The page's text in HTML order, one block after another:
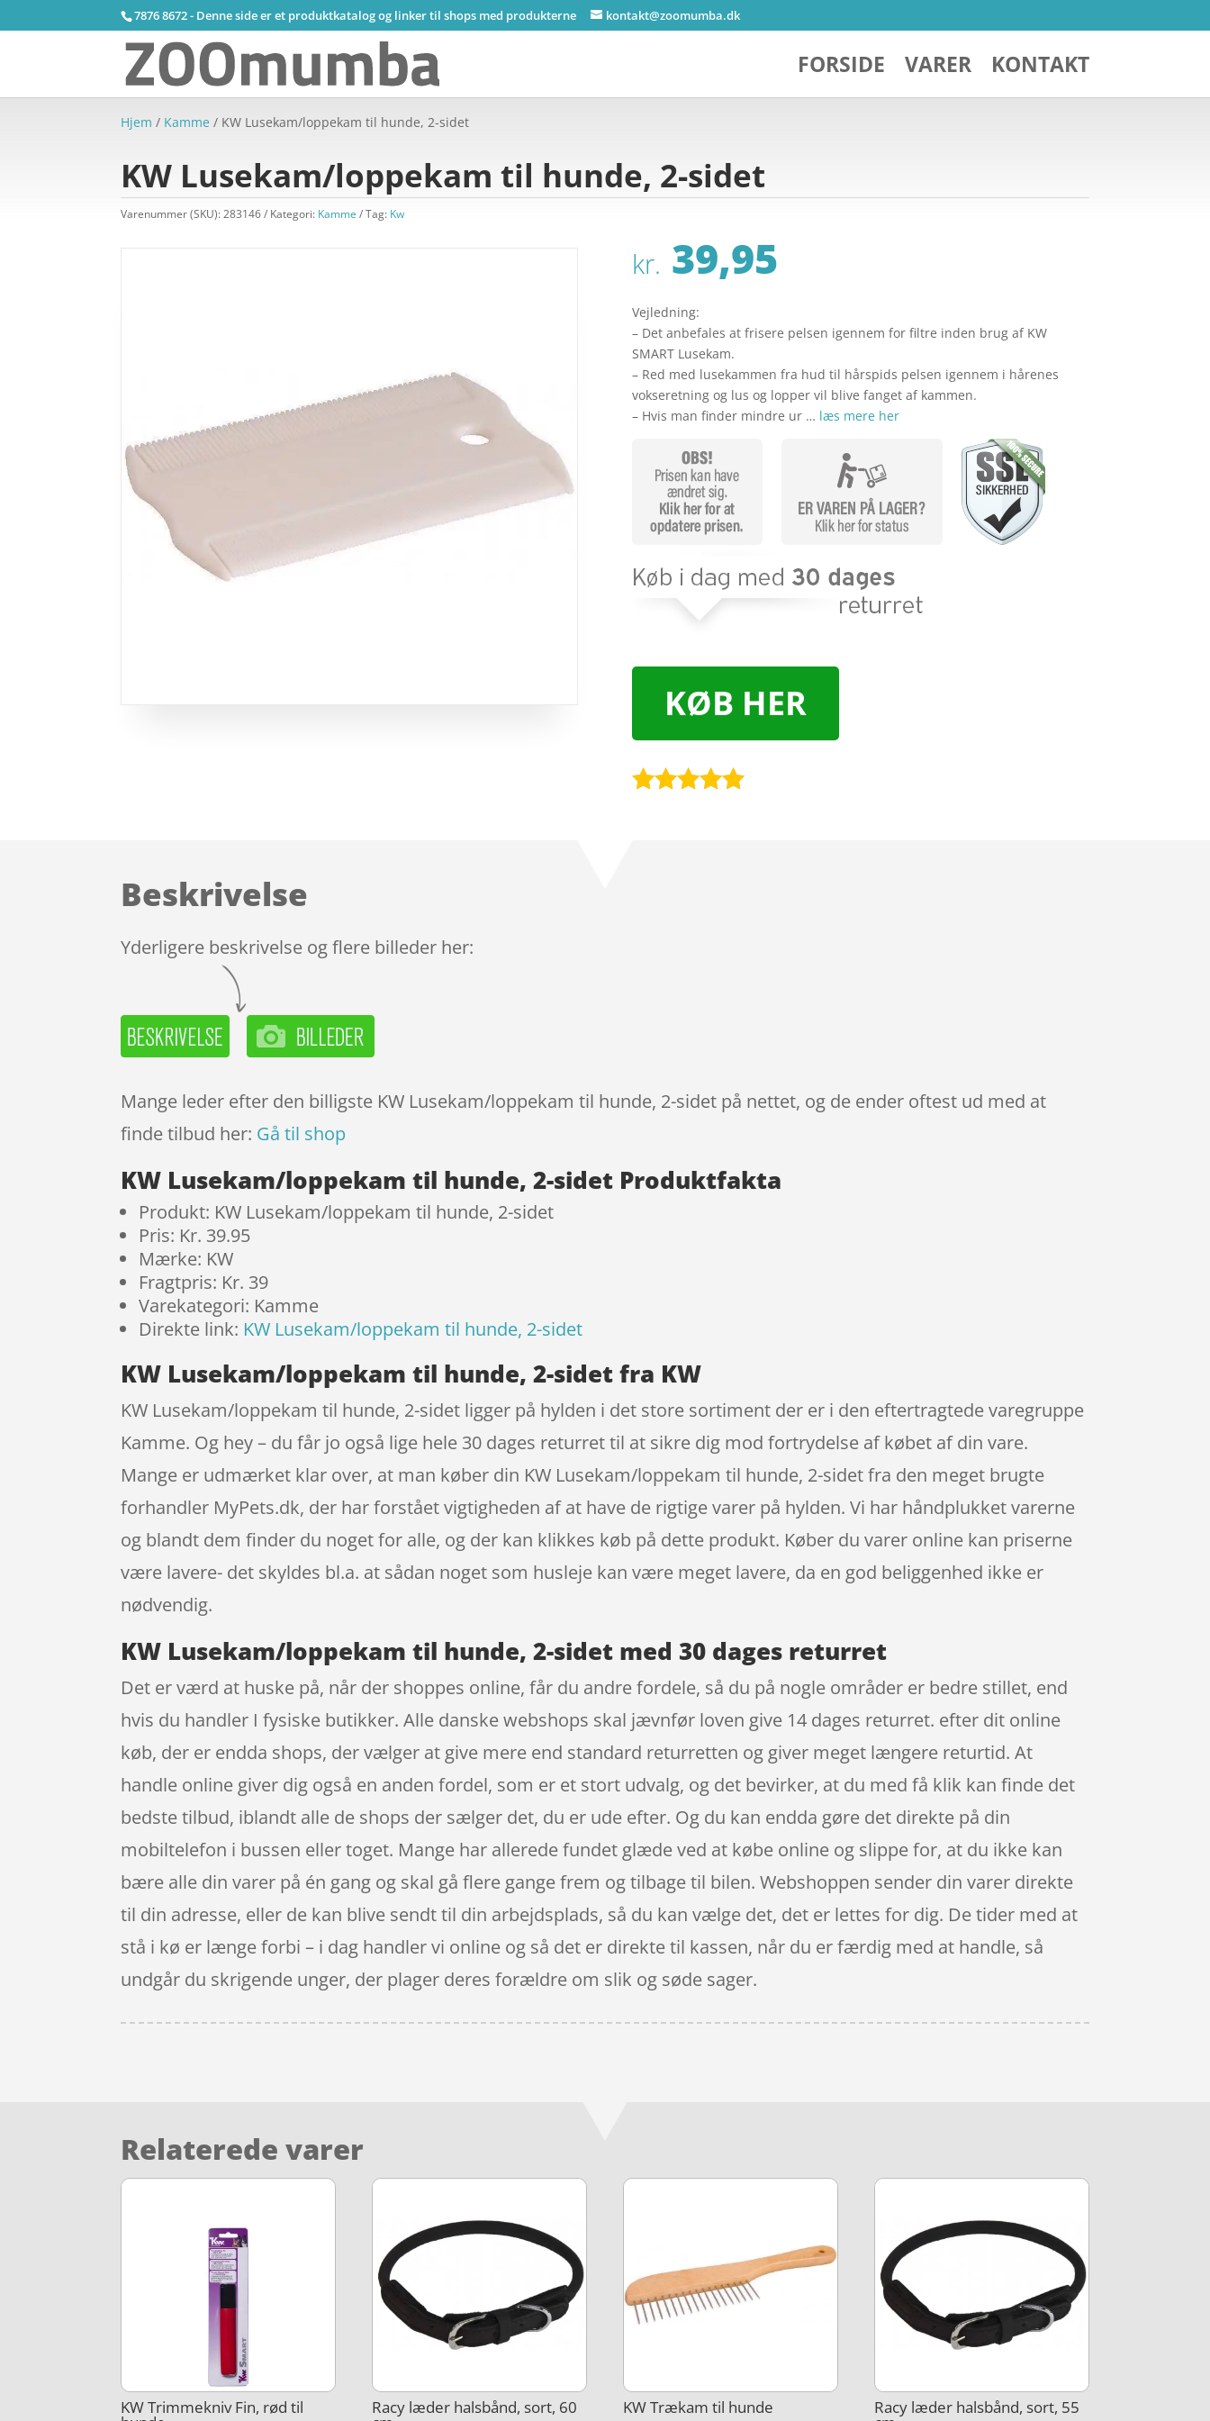
7876 8672 - Denne side er et produktkatalog og linker til shops med produkterne kontakt@zoomumba.dk
FORSIDE VARER KONTAKT
Hjem / Kamme / KW Lusekam/loppekam til hunde, 2-sidet
KW Lusekam/loppekam til hunde, 2-sidet
Varenummer (SKU):283146 Kategori: Kamme Tag: Kw
kr. 39,95
Vejledning:
– Det anbefales at frisere pelsen igennem for filtre inden brug af KW
SMART Lusekam.
– Red med lusekammen fra hud til hårspids pelsen igennem i hårenes
vokseretning og lus og lopper vil blive fanget af kammen.
– Hvis man finder mindre ur … læs mere her
KØB HER
Beskrivelse
Yderligere beskrivelse og flere billeder her:
Mange leder efter den billigste KW Lusekam/loppekam til hunde, 2-sidet på nettet, og de ender oftest ud med at
finde tilbud her: Gå til shop
KW Lusekam/loppekam til hunde, 2-sidet Produktfakta
Produkt: KW Lusekam/loppekam til hunde, 2-sidet
Pris: Kr. 39.95
Mærke: KW
Fragtpris: Kr. 39
Varekategori: Kamme
Direkte link: KW Lusekam/loppekam til hunde, 2-sidet
KW Lusekam/loppekam til hunde, 2-sidet fra KW
KW Lusekam/loppekam til hunde, 2-sidet ligger på hylden i det store sortiment der er i den eftertragtede varegruppe
Kamme. Og hey – du får jo også lige hele 30 dages returret til at sikre dig mod fortrydelse af købet af din vare.
Mange er udmærket klar over, at man køber din KW Lusekam/loppekam til hunde, 2-sidet fra den meget brugte
forhandler MyPets.dk, der har forstået vigtigheden af at have de rigtige varer på hylden. Vi har håndplukket varerne
og blandt dem finder du noget for alle, og der kan klikkes køb på dette produkt. Køber du varer online kan priserne
være lavere- det skyldes bl.a. at sådan noget som husleje kan være meget lavere, da en god beliggenhed ikke er
nødvendig.
KW Lusekam/loppekam til hunde, 2-sidet med 30 dages returret
Det er værd at huske på, når der shoppes online, får du andre fordele, så du på nogle områder er bedre stillet, end
hvis du handler I fysiske butikker. Alle danske webshops skal jævnfør loven give 14 dages returret. efter dit online
køb, der er endda shops, der vælger at give mere end standard returretten og giver meget længere returtid. At
handle online giver dig også en anden fordel, som er et stort udvalg, og det bevirker, at du med få klik kan finde det
bedste tilbud, iblandt alle de shops der sælger det, du er ude efter. Og du kan endda gøre det direkte på din
mobiltelefon i bussen eller toget. Mange har allerede fundet glæde ved at købe online og slippe for, at du ikke kan
bære alle din varer på én gang og skal gå flere gange frem og tilbage til bilen. Webshoppen sender din varer direkte
til din adresse, eller de kan blive sendt til din arbejdsplads, så du kan vælge det, det er lettes for dig. De tider med at
stå i kø er længe forbi – i dag handler vi online og så det er direkte til kassen, når du er færdig med at handle, så
undgår du skrigende unger, der plager deres forældre om slik og søde sager.
Relaterede varer
KW Trimmekniv Fin, rød til Racy læder halsbånd, sort, 60 KW Trækam til hunde Racy læder halsbånd, sort, 55